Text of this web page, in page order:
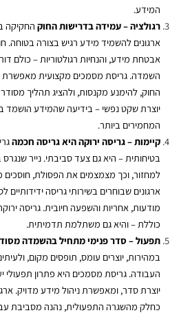
המידע.
רגולציה – עמידה בדרישות החוק החקיקה
ארגונים להשמיד מידע רגיש בצורה בטוחה.
אבטחת מידע, והנחיות רגולטוריות – כולם
השמדה. גריסת מסמכים מקצועית מאפשרת
החוק, להימנע מקנסות, ולהציג תהליך
יוצרת שקט נפשי – בידיעה שהמידע
המחמירים ביותר.
קיימות – גריסה ירוקה היא גריסה חכמה
בטיחותית – היא גם צעד סביבתי. נייר שנגרס
למחזור, וכך מצמצמים את הפסולת, חוסכים
ארגונים שבוחרים בשירותי גריסה
מודעות, אחריות והשפעה חיובית. גריסה
כוללת – והיא גם משתלמת תדמיתית.
תפעול – סדר פנימי מתחיל בהשמדה
במהירות, יוצרים עומס, תופסים מקום,
העבודה. גריסת מסמכים היא פתרון תפעולי
יוצרת סדר, ומאפשרת ניהול מידע מדויק.
כחלק מהשגרה התפעולית, נהנה מסביבת